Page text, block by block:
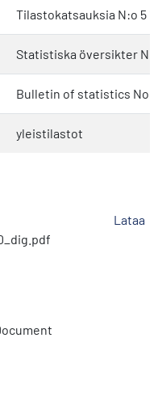
Tilastokatsauksia N:o 5
Statistiska översikter Nr 5
Bulletin of statistics No. 5
yleistilastot
Lataa